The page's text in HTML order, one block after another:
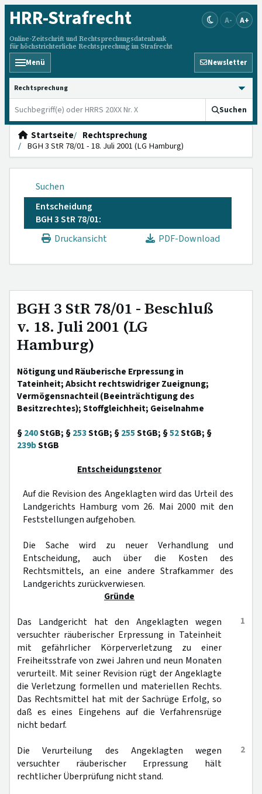
HRR-Strafrecht
Online-Zeitschrift und Rechtsprechungsdatenbank
für höchstrichterliche Rechtsprechung im Strafrecht
A- A+
Menü Newsletter
HRRS durchsuchen
Suchen
Startseite
Rechtsprechung
BGH 3 StR 78/01 - 18. Juli 2001 (LG Hamburg)
Suchen
Entscheidung
BGH 3 StR 78/01:
Druckansicht
PDF-Download
BGH 3 StR 78/01 - Beschluß
v. 18. Juli 2001 (LG
Hamburg)
Nötigung und Räuberische Erpressung in
Tateinheit; Absicht rechtswidriger Zueignung;
Vermögensnachteil (Beeinträchtigung des
Besitzrechtes); Stoffgleichheit; Geiselnahme
§240StGB; §253StGB; §255StGB; §52StGB; §
239bStGB
Entscheidungstenor
Auf die Revision des Angeklagten wird das Urteil des
Landgerichts Hamburg vom 26. Mai 2000 mit den
Feststellungen aufgehoben.
Die Sache wird zu neuer Verhandlung und
Entscheidung, auch über die Kosten des
Rechtsmittels, an eine andere Strafkammer des
Landgerichts zurückverwiesen.
Gründe
1
Das Landgericht hat den Angeklagten wegen
versuchter räuberischer Erpressung in Tateinheit
mit gefährlicher Körperverletzung zu einer
Freiheitsstrafe von zwei Jahren und neun Monaten
verurteilt. Mit seiner Revision rügt der Angeklagte
die Verletzung formellen und materiellen Rechts.
Das Rechtsmittel hat mit der Sachrüge Erfolg, so
daß es eines Eingehens auf die Verfahrensrüge
nicht bedarf.
2
Die Verurteilung des Angeklagten wegen
versuchter räuberischer Erpressung hält
rechtlicher Überprüfung nicht stand.